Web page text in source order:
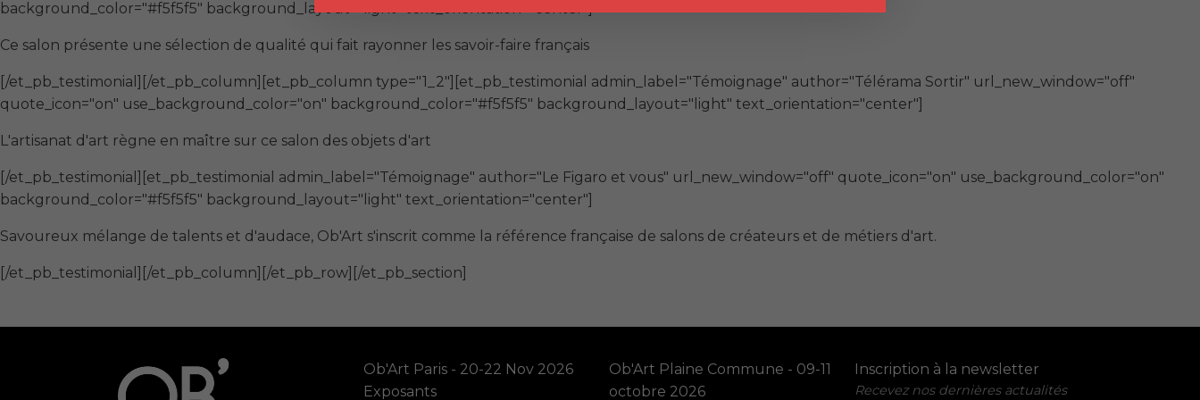
background_color="#f5f5f5" background_layout="light" text_orientation="center"]
Ce salon présente une sélection de qualité qui fait rayonner les savoir-faire français
[/et_pb_testimonial][/et_pb_column][et_pb_column type="1_2"][et_pb_testimonial admin_label="Témoignage" author="Télérama Sortir" url_new_window="off"
quote_icon="on" use_background_color="on" background_color="#f5f5f5" background_layout="light" text_orientation="center"]
L'artisanat d'art règne en maître sur ce salon des objets d'art
[/et_pb_testimonial][et_pb_testimonial admin_label="Témoignage" author="Le Figaro et vous" url_new_window="off" quote_icon="on" use_background_color="on"
background_color="#f5f5f5" background_layout="light" text_orientation="center"]
Savoureux mélange de talents et d'audace, Ob'Art s'inscrit comme la référence française de salons de créateurs et de métiers d'art.
[/et_pb_testimonial][/et_pb_column][/et_pb_row][/et_pb_section]
Ob'Art Paris - 20-22 Nov 2026
Exposants
Ob'Art Plaine Commune - 09-11
octobre 2026
Inscription à la newsletter
Recevez nos dernières actualités